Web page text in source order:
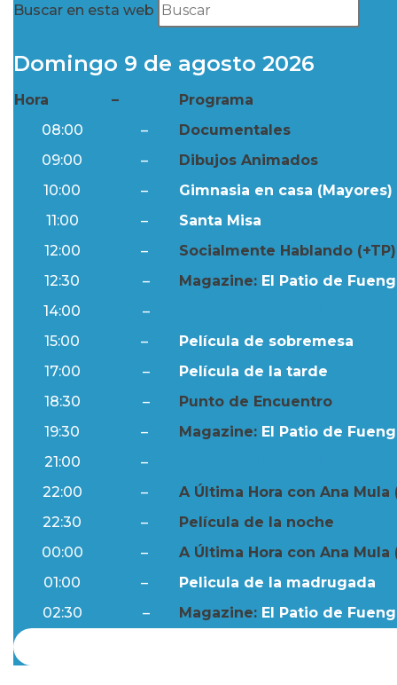
Buscar en esta web
Domingo 9 de agosto 2026
Hora –
Programa
08:00
–
Documentales
09:00
–
Dibujos Animados
10:00
–
Gimnasia en casa (Mayores)
11:00
–
Santa Misa
12:00
–
Socialmente Hablando (+TP)
12:30
– Magazine: El Patio de
14:00
–
15:00
–
Película de sobremesa
17:00
–
Película de la tarde
18:30
–
Punto de Encuentro
19:30
– Magazine: El Patio de
21:00
–
22:00
–
A Última Hora con Ana Mula
22:30
–
Película de la noche
00:00
–
A Última Hora con Ana Mula
01:00
–
Pelicula de la madrugada
02:30
– Magazine: El Patio de